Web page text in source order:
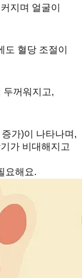
지며 얼굴이
도 혈당 조절이
두꺼워지고,
가)이 나타나며,
가 비대해지고
요해요.